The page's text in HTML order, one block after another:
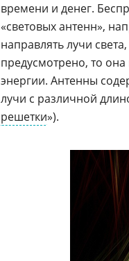
времени и денег.
«световых антенн»,
направлять лучи
предусмотрено, то
энергии. Антенны
лучи с различной
решетки»).